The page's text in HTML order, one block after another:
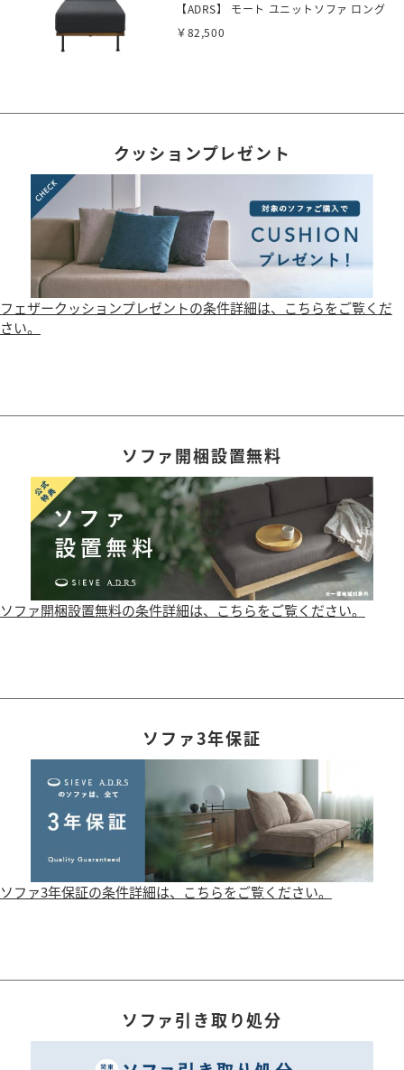
【ADRS】 モート ユニットソファ ロング
￥82,500
クッションプレゼント
フェザークッションプレゼントの条件詳細は、こちらをご覧くだ
さい。
ソファ開梱設置無料
ソファ開梱設置無料の条件詳細は、こちらをご覧ください。
ソファ3年保証
ソファ3年保証の条件詳細は、こちらをご覧ください。
ソファ引き取り処分